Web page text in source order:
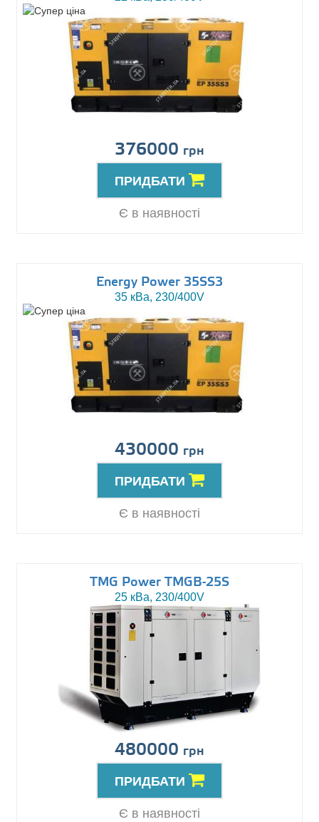
376000 грн
ПРИДБАТИ
Є в наявності
Energy Power 35SS3
35 кВа, 230/400V
430000 грн
ПРИДБАТИ
Є в наявності
TMG Power TMGB-25S
25 кВа, 230/400V
480000 грн
ПРИДБАТИ
Є в наявності